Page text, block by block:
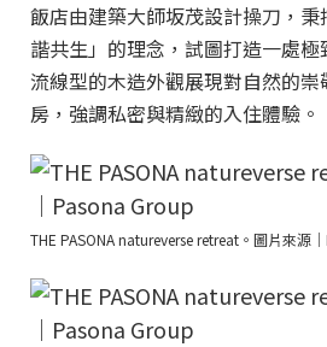
飯店由建築大師坂茂設計操刀，
諧共生」的理念，試圖打造一處極
流線型的木造外觀展現對自然的
房，強調私密與精緻的入住體驗。
THE PASONA natureverse retreat。圖片來源